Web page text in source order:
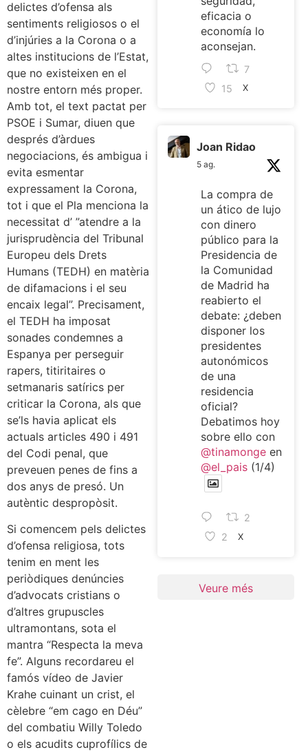
delictes d’ofensa als
sentiments religiosos o el
d’injúries a la Corona o a
altes institucions de l’Estat,
que no existeixen en el
nostre entorn més proper.
Amb tot, el text pactat per
PSOE i Sumar, diuen que
després d’àrdues
negociacions, és ambigua i
evita esmentar
expressament la Corona,
tot i que el Pla menciona la
necessitat d’ ”atendre a la
jurisprudència del Tribunal
Europeu dels Drets
Humans (TEDH) en matèria
de difamacions i el seu
encaix legal”. Precisament,
el TEDH ha imposat
sonades condemnes a
Espanya per perseguir
rapers, titiritaires o
setmanaris satírics per
criticar la Corona, als que
se’ls havia aplicat els
actuals articles 490 i 491
del Codi penal, que
preveuen penes de fins a
dos anys de presó. Un
autèntic despropòsit.
Si comencem pels delictes
d’ofensa religiosa, tots
tenim en ment les
periòdiques denúncies
d’advocats cristians o
d’altres grupuscles
ultramontans, sota el
mantra “Respecta la meva
fe”. Alguns recordareu el
famós vídeo de Javier
Krahe cuinant un crist, el
cèlebre “em cago en Déu”
del combatiu Willy Toledo
o els acudits cuprofílics de
eficacia o
economía lo
aconsejan.
7
15
X
Joan Ridao
5 ag.
La compra de
un ático de lujo
con dinero
público para la
Presidencia de
la Comunidad
de Madrid ha
reabierto el
debate: ¿deben
disponer los
presidentes
autonómicos
de una
residencia
oficial?
Debatimos hoy
sobre ello con
@tinamongeen
@el_pais(1/4)
2
2
X
Veure més